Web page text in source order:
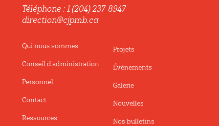
Téléphone : 1 (204) 237-8947
direction@cjpmb.ca
Qui nous sommes
Conseil d’administration
Personnel
Contact
Ressources
Projets
Événements
Galerie
Nouvelles
Nos bulletins